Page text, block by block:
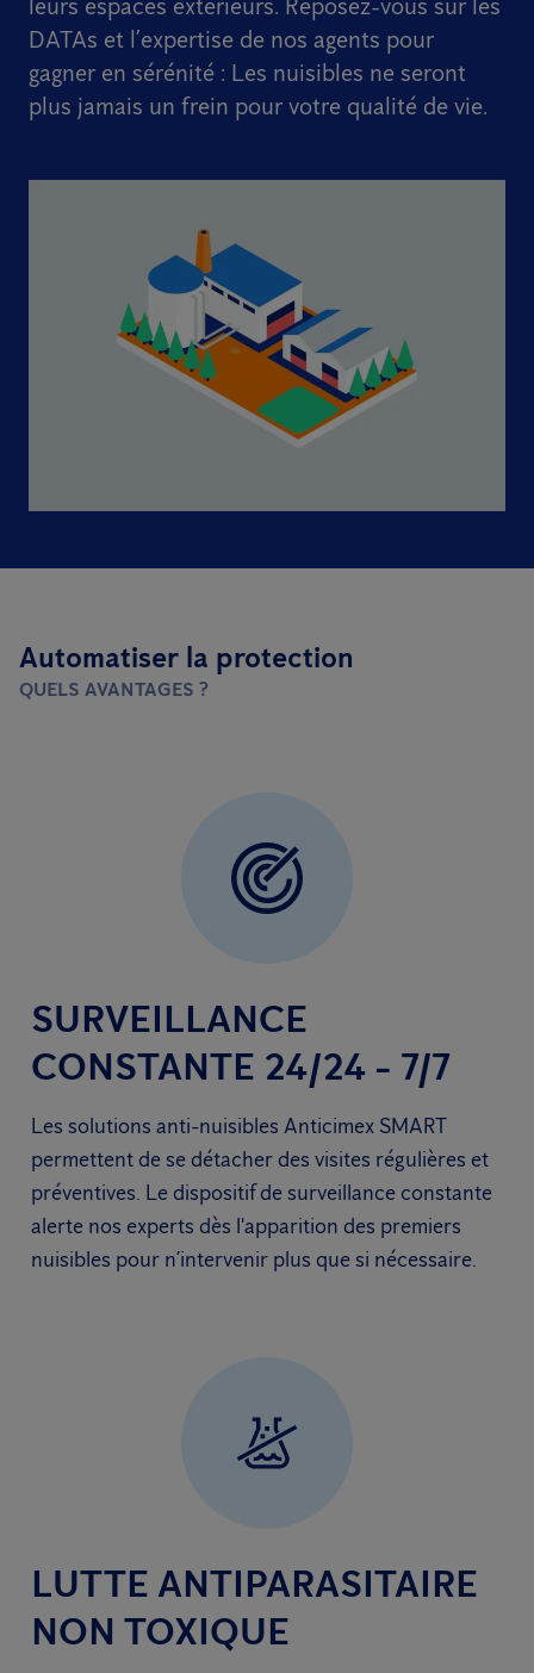
DATAs et l’expertise de nos agents pour
gagner en sérénité : Les nuisibles ne seront
plus jamais un frein pour votre qualité de vie.
Automatiser la protection
QUELS AVANTAGES ?
SURVEILLANCE
CONSTANTE 24/24 - 7/7
Les solutions anti-nuisibles Anticimex SMART
permettent de se détacher des visites régulières et
préventives. Le dispositif de surveillance constante
alerte nos experts dès l'apparition des premiers
nuisibles pour n’intervenir plus que si nécessaire.
LUTTE ANTIPARASITAIRE
NON TOXIQUE